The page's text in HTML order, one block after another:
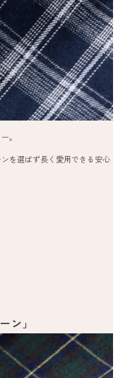
。
を選ばず長く愛用できる安心
ン」